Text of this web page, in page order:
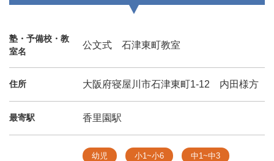
塾・予備校・教
室名
公文式 石津東町教室
住所 大阪府寝屋川市石津東町1‐12 内田様方
最寄駅 香里園駅
幼児 小1~小6 中1~中3